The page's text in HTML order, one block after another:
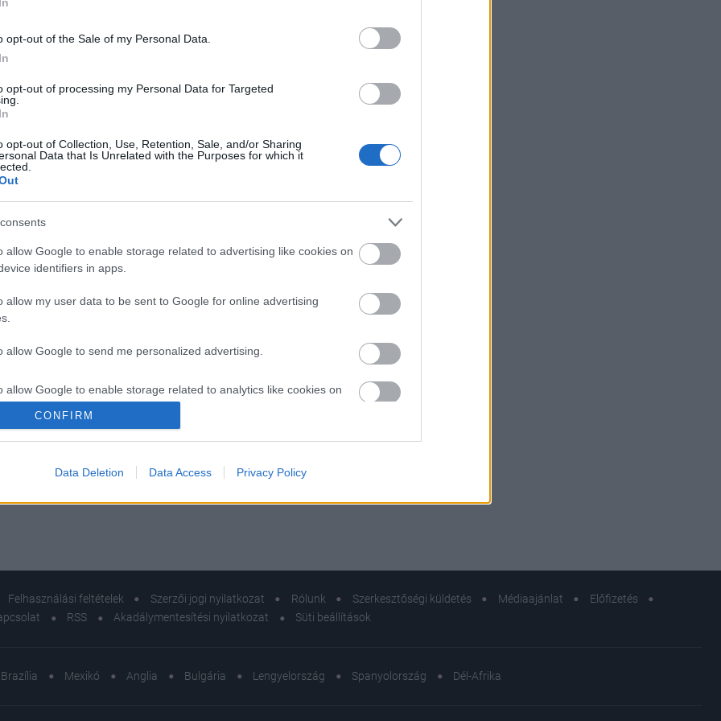
opt-out of the Sale of my Personal Data.
opt-out of processing my Personal Data for Targeted
opt-out of Collection, Use, Retention, Sale, and/or Sharing
Data that Is Unrelated with the Purposes for which it
allow Google to enable storage related to advertising like cookies on
identifiers in apps.
allow my user data to be sent to Google for online advertising
allow Google to send me personalized advertising.
allow Google to enable storage related to analytics like cookies on
allow Google to enable storage related to functionality of the website
CONFIRM
Data Deletion Data Access Privacy Policy
szavai mélyen megérintették
képzeletre, hatalmas feltűnést keltett a merész darabban
híján megszegte a királyi protokollt
pedig tünetei sem voltak
kerül, a Bak ne legyen bizalmatlan - szeptember 6.
a legmérgezőbb anyag, mégis minden nap eszel belőle
Felhasználási feltételek Szerzői jogi nyilatkozat Rólunk Szerkesztőségi küldetés Médiaajánlat
Előfizetés
RSS Akadálymentesítési nyilatkozat Süti beállítások
Brazília Mexikó Anglia Bulgária Lengyelország Spanyolország Dél-Afrika